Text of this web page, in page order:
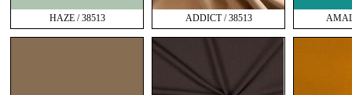
HAZE / 38513 ADDICT / 38513